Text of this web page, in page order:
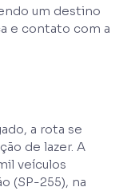
um destino
e contato com a
a rota se
de lazer. A
veículos
(SP-255), na